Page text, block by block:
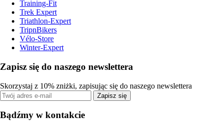
Training-Fit
Trek Expert
Triathlon-Expert
TripnBikers
Vélo-Store
Winter-Expert
Zapisz się do naszego newslettera
Skorzystaj z 10% zniżki, zapisując się do naszego newslettera
Zapisz się
Bądźmy w kontakcie